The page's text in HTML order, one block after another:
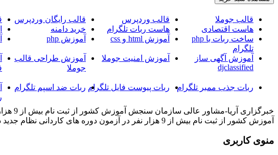
قالب جوملا قالب وردپرس قالب رایگان وردپرس
هاست اقتصادی
هاست ربات تلگرام خرید دامنه
ساخت ربات با php
تلگرام
آموزش html و css آموزش php
آموزش آگهی ساز
djclassified
آموزش امنیت جوملا
آموزش طراحی قالب
جوملا
ربات جذب ممبر تلگرام
ربات پیوست فایل تلگرام ربات ضد اسپم تلگرام
آموزش کشور از ثبت نام بیش از 9 هزار نفر در آزمون دوره های کاردانی نظام جدید دانشگاه فنی و حرفه ای خبر داد.
منوی کاربری